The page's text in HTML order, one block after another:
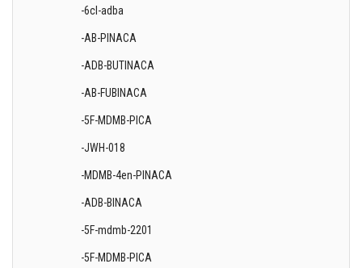
-6cl-adba
-AB-PINACA
-ADB-BUTINACA
-AB-FUBINACA
-5F-MDMB-PICA
-JWH-018
-MDMB-4en-PINACA
-ADB-BINACA
-5F-mdmb-2201
-5F-MDMB-PICA